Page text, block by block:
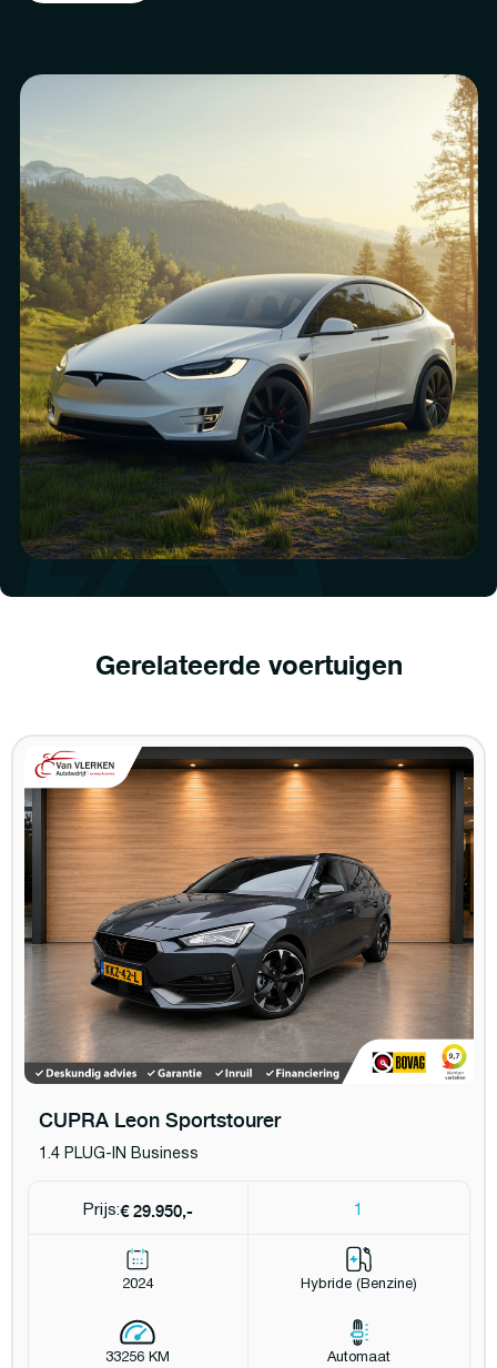
Gerelateerde voertuigen
CUPRA Leon Sportstourer
1.4 PLUG-IN Business
Prijs:€ 29.950,- 1
2024 Hybride (Benzine)
33256 KM Automaat